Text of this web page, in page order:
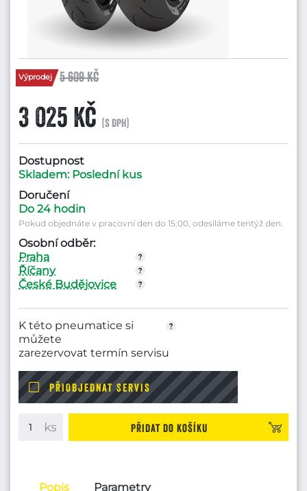
Výprodej 5 609 Kč
3 025 Kč (s DPH)
Dostupnost
Skladem: Poslední kus
Doručení
Do 24 hodin
Pokud objednáte v pracovní den do 15:00, odesíláme tentýž den.
Osobní odběr:
Praha
Říčany
České Budějovice
K této pneumatice si
můžete
zarezervovat termín servisu
PŘIOBJEDNAT SERVIS
Přidat do košíku
Popis Parametry